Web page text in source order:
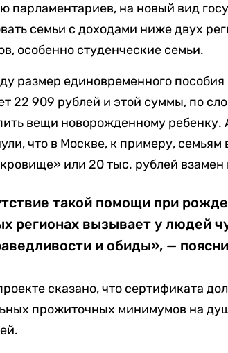
парламентариев, на новый вид
семьи с доходами ниже двух
особенно студенческие семьи.
размер единовременного
22 909 рублей и этой суммы, по
вещи новорожденному ребенку.
что в Москве, к примеру,
или 20 тыс. рублей взамен
такой помощи при
регионах вызывает у людей
и обиды», —
сказано, что сертификата
прожиточных минимумов на